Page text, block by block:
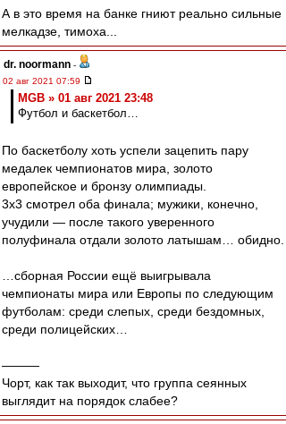
А в это время на банке гниют реально сильные
мелкадзе, тимоха...
dr. noormann -
02 авг 2021 07:59
MGB » 01 авг 2021 23:48
Футбол и баскетбол…
По баскетболу хоть успели зацепить пару
медалек чемпионатов мира, золото
европейское и бронзу олимпиады.
3x3 смотрел оба финала; мужики, конечно,
учудили — после такого уверенного
полуфинала отдали золото латышам… обидно.
…сборная России ещё выигрывала
чемпионаты мира или Европы по следующим
футболам: среди слепых, среди бездомных,
среди полицейских…
———
Чорт, как так выходит, что группа сеянных
выглядит на порядок слабее?